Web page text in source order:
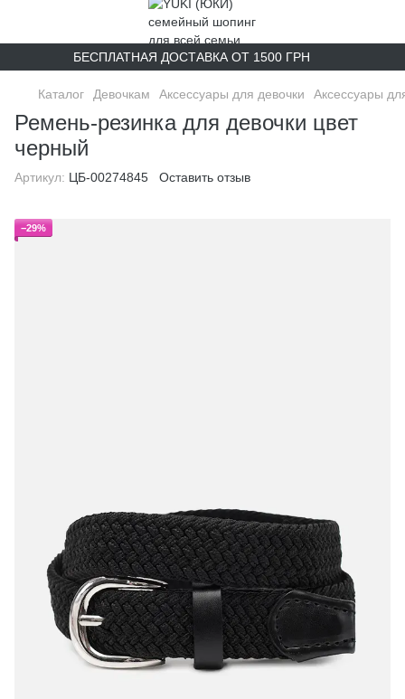
БЕСПЛАТНАЯ ДОСТАВКА ОТ 1500 ГРН
Каталог Девочкам Аксессуары для девочки Аксессуары
Ремень-резинка для девочки цвет
черный
Артикул: ЦБ-00274845 Оставить отзыв
−29%